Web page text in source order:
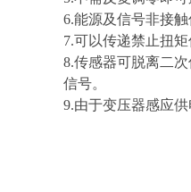
6.能源及信号非接
7.可以传递禁止扭
8.传感器可脱离二
信号。
9.由于变压器感应